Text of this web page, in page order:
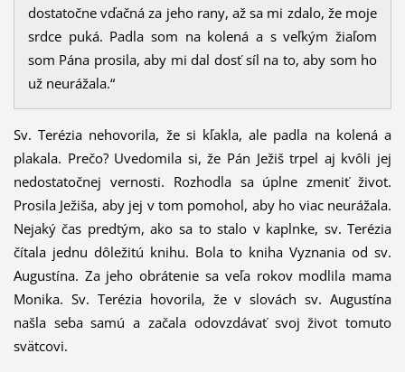
dostatočne vďačná za jeho rany, až sa mi zdalo, že moje
srdce puká. Padla som na kolená a s veľkým žiaľom
som Pána prosila, aby mi dal dosť síl na to, aby som ho
už neurážala.“
Sv. Terézia nehovorila, že si kľakla, ale padla na kolená a
plakala. Prečo? Uvedomila si, že Pán Ježiš trpel aj kvôli jej
nedostatočnej vernosti. Rozhodla sa úplne zmeniť život.
Prosila Ježiša, aby jej v tom pomohol, aby ho viac neurážala.
Nejaký čas predtým, ako sa to stalo v kaplnke, sv. Terézia
čítala jednu dôležitú knihu. Bola to kniha Vyznania od sv.
Augustína. Za jeho obrátenie sa veľa rokov modlila mama
Monika. Sv. Terézia hovorila, že v slovách sv. Augustína
našla seba samú a začala odovzdávať svoj život tomuto
svätcovi.